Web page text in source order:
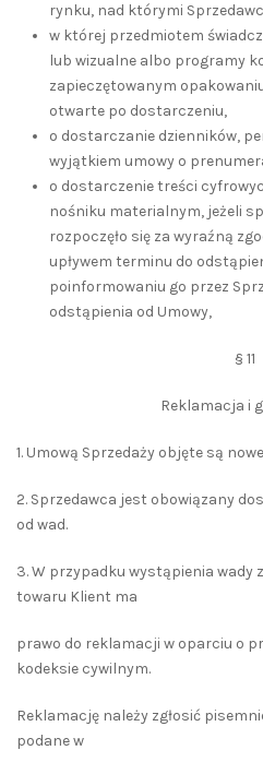
rynku, nad którymi
w której przedmiotem
lub wizualne albo programy
zapieczętowanym
otwarte po dostarczeniu,
o dostarczanie dzienników,
wyjątkiem umowy o
o dostarczenie treści
nośniku materialnym, jeżeli
rozpoczęło się za wyraźną
upływem terminu do
poinformowaniu go przez
odstąpienia od Umowy,
§ 11
Reklamacja i
1. Umową Sprzedaży objęte są
2. Sprzedawca jest obowiązany
od wad.
3. W przypadku wystąpienia wady
towaru Klient ma
prawo do reklamacji w oparciu o
kodeksie cywilnym.
Reklamację należy zgłosić
podane w